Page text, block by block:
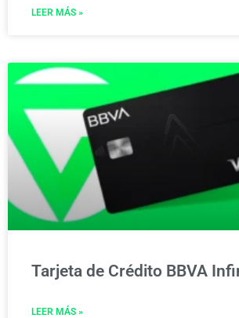
LEER MÁS »
Tarjeta de Crédito BBVA
LEER MÁS »